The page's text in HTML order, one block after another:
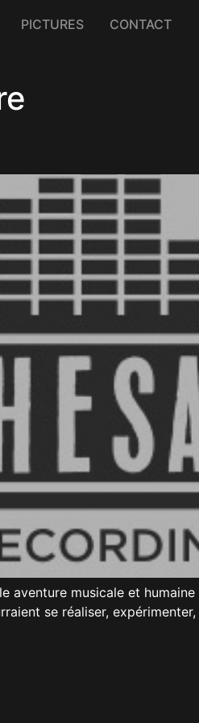
PICTURES CONTACT
aventure musicale et
se réaliser,